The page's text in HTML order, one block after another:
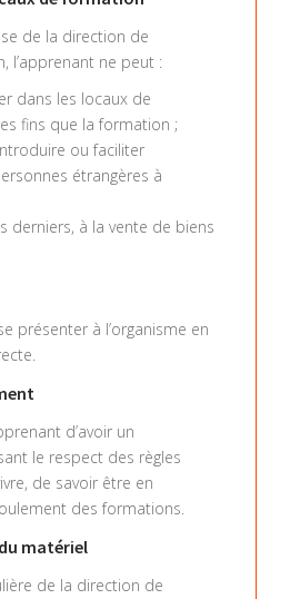
de la direction de
l’apprenant ne peut :
dans les locaux de
fins que la formation ;
ou faciliter
étrangères à
derniers, à la vente de biens
présenter à l’organisme en
d’avoir un
le respect des règles
de savoir être en
des formations.
matériel
de la direction de